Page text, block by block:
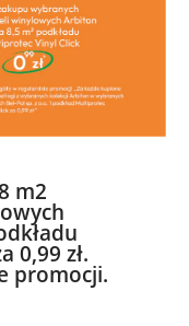
m2
0,99 zł.
promocji.